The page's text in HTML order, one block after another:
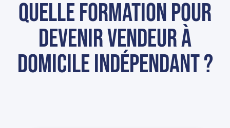
Quelle formation pour
devenir vendeur à
domicile indépendant ?